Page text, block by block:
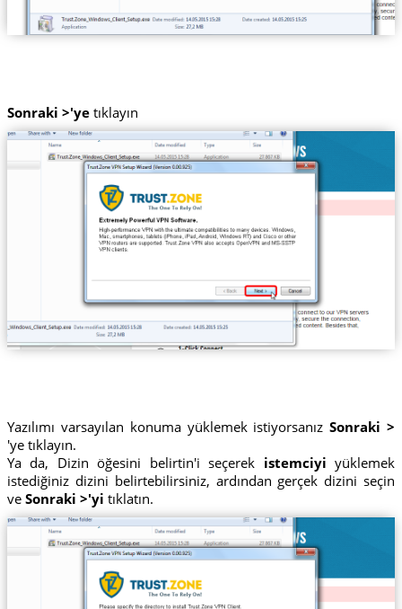
Sonraki >'yetıklayın
Yazılımı varsayılan konuma yüklemek istiyorsanızSonraki >
'ye tıklayın.
Ya da, Dizin öğesini belirtin'i seçerek istemciyi yüklemek
istediğiniz dizini belirtebilirsiniz, ardından gerçek dizini seçin
ve Sonraki >'yi tıklatın.